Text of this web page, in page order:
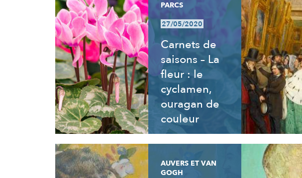
PARCS
27/05/2020
Carnets de
saisons – La
fleur : le
cyclamen,
ouragan de
couleur
AUVERS ET VAN
GOGH